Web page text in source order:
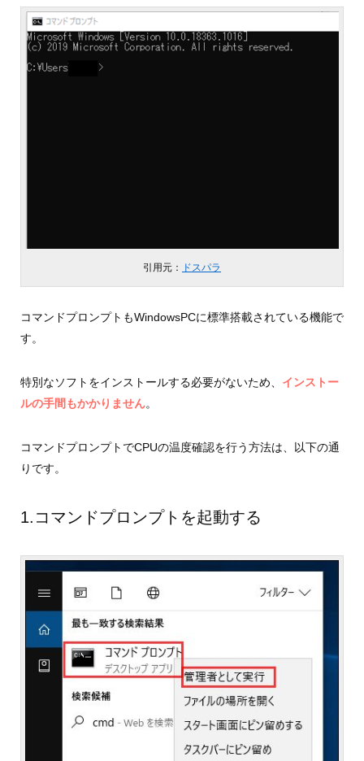
引用元： ドスパラ
コマンドプロンプトもWindowsPCに標準搭載されている機能で
す。
特別なソフトをインストールする必要がないため、 インストー
ルの手間もかかりません。
コマンドプロンプトでCPUの温度確認を行う方法は、以下の通
りです。
1.コマンドプロンプトを起動する